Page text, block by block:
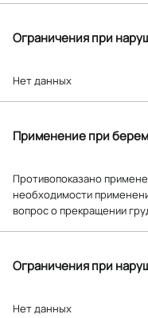
Ограничения при
Нет данных
Применение при
Противопоказано
необходимости
вопрос о прекращении
Ограничения при
Нет данных